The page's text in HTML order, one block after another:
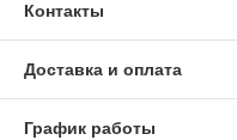
Контакты
Доставка и оплата
График работы